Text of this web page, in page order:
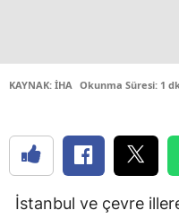
KAYNAK: İHA Okunma Süresi: 1
İstanbul ve çevre